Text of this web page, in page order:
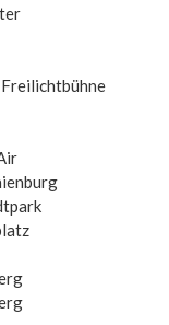
Freilichtbühne